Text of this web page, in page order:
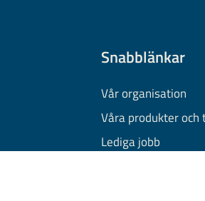
Snabblänkar
Vår organisation
Våra produkter och
Lediga jobb